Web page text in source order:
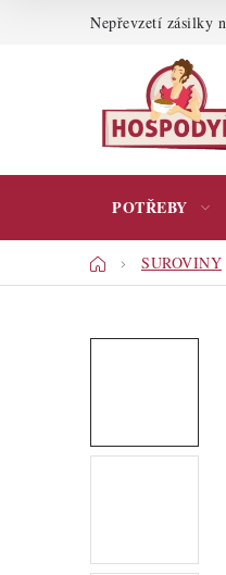
Nepřevzetí zásilky
POTŘEBY
DomůSUROVINY